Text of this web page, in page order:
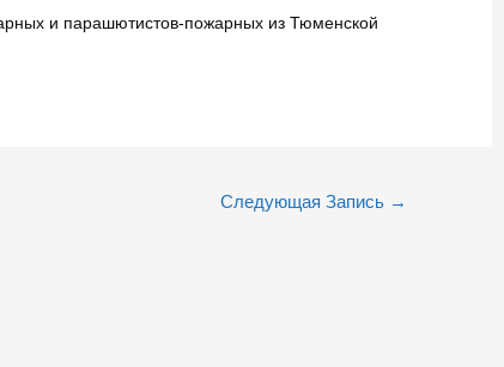
и парашютистов-пожарных из Тюменской
Следующая Запись →